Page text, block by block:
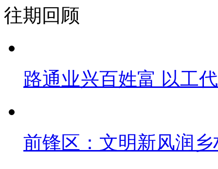
往期回顾
路通业兴百姓富 以工
前锋区：文明新风润